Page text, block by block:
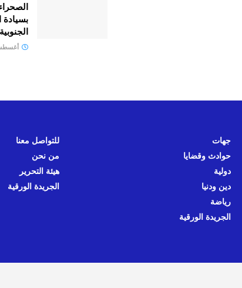
بسيادة
الجنوبية
أغسطس 8,
جهات
حوادث وقضايا
دولية
دين ودنيا
رياضة
الجريدة الورقية
للتواصل معنا
من نحن
هيئة التحرير
الجريدة الورقية